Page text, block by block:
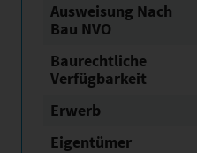
Ausweisung Nach
Bau NVO
Baurechtliche
Verfügbarkeit
Erwerb
Eigentümer